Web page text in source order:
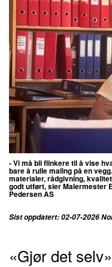
- Vi må bli flinkere til å vise
bare å rulle maling på en vegg.
materialer, rådgivning,
godt utført, sierMalermester
Pedersen AS
Sist oppdatert: 02-07-2026
«Gjør det